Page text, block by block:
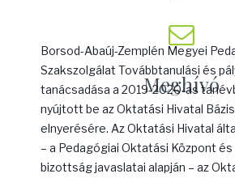
Meghívó
Borsod-Abaúj-Zemplén Megyei
Szakszolgálat Továbbtanulási és
tanácsadása a 2019-2020-as
nyújtott be az Oktatási Hivatal
elnyerésére. Az Oktatási Hivatal
– a Pedagógiai Oktatási Központ és
bizottság javaslatai alapján – az